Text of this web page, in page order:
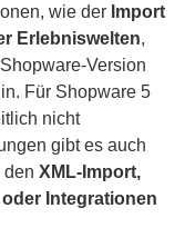
wie der Import
Erlebniswelten,
Version
Für Shopware 5
nicht
gibt es auch
den XML-Import,
Integrationen